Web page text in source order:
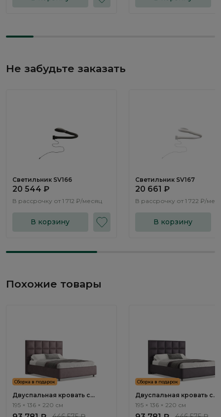
Не забудьте заказать
Светильник SV166
20 544 ₽
В рассрочку от 1 712 ₽/месяц
В корзину
Светильник SV167
20 661 ₽
В рассрочку от 1 722 ₽/
В корзину
Похожие товары
Сборка в подарок
Двуспальная кровать с
подъемным механизмом
195 × 136 × 220 см
Сборка в подарок
Двуспальная кровать с
подъемным механизмом
195 × 136 × 220 см